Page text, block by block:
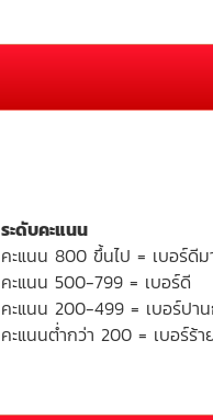
ระดับคะแนน
คะแนน 800 ขึ้นไป = เบอร์ดี
คะแนน 500-799 = เบอร์ดี
คะแนน 200-499 = เบอร์ปา
คะแนนต่ำกว่า 200 = เบอร์ร้า